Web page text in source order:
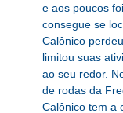
e aos poucos
consegue se
Calônico
limitou suas
ao seu redor.
de rodas da
Calônico tem a